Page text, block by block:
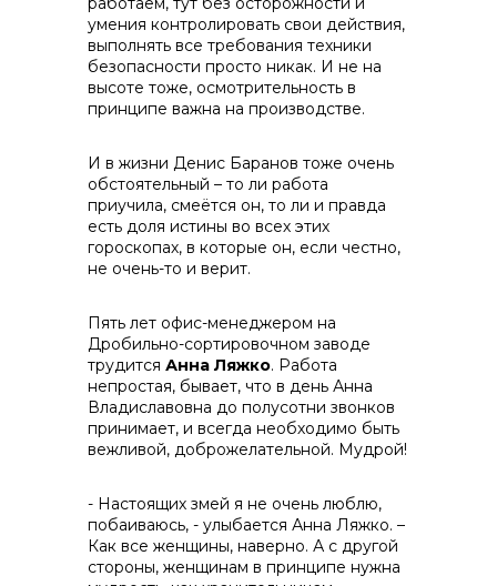
умения контролировать свои действия,
выполнять все требования техники
безопасности просто никак. И не на
высоте тоже, осмотрительность в
принципе важна на производстве.
И в жизни Денис Баранов тоже очень
обстоятельный – то ли работа
приучила, смеётся он, то ли и правда
есть доля истины во всех этих
гороскопах, в которые он, если честно,
не очень-то и верит.
Пять лет офис-менеджером на
Дробильно-сортировочном заводе
трудится Анна Ляжко. Работа
непростая, бывает, что в день Анна
Владиславовна до полусотни звонков
принимает, и всегда необходимо быть
вежливой, доброжелательной. Мудрой!
- Настоящих змей я не очень люблю,
побаиваюсь, - улыбается Анна Ляжко. –
Как все женщины, наверно. А с другой
стороны, женщинам в принципе нужна